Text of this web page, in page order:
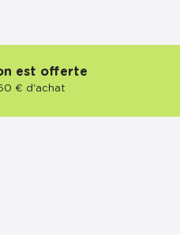
est offerte
€ d'achat